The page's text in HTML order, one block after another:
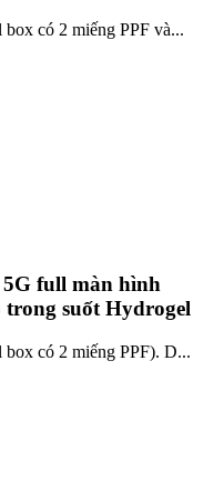
có 2 miếng PPF và...
full màn hình
trong suốt Hydrogel
có 2 miếng PPF). D...